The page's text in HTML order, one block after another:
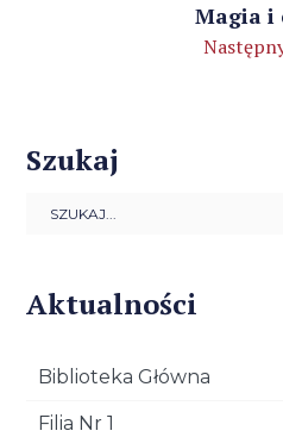
Magia i
Szukaj
Aktualności
Biblioteka Główna
Filia Nr 1